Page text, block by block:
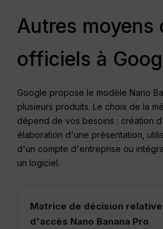
Autres moyens
officiels à
Google propose le modèle Nano
plusieurs produits. Le choix de la
dépend de vos besoins : création
élaboration d'une présentation,
d'un compte d'entreprise ou
un logiciel.
Matrice de décision
d'accès Nano Banana Pro